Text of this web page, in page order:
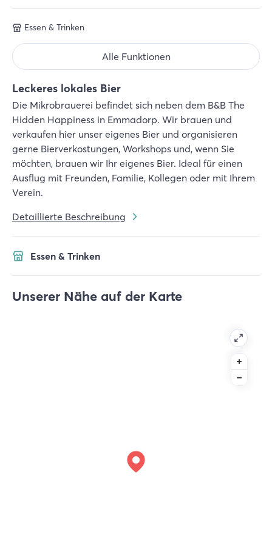
Leckeres lokales Bier
Die Mikrobrauerei befindet sich neben dem B&B The
Hidden Happiness in Emmadorp. Wir brauen und
verkaufen hier unser eigenes Bier und organisieren
gerne Bierverkostungen, Workshops und, wenn Sie
möchten, brauen wir Ihr eigenes Bier. Ideal für einen
Ausflug mit Freunden, Familie, Kollegen oder mit Ihrem
Verein.
Detaillierte Beschreibung
Essen & Trinken
Essen & Trinken
Alle Funktionen
Unserer Nähe auf der Karte